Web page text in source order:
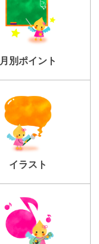
月別ポイント
イラスト